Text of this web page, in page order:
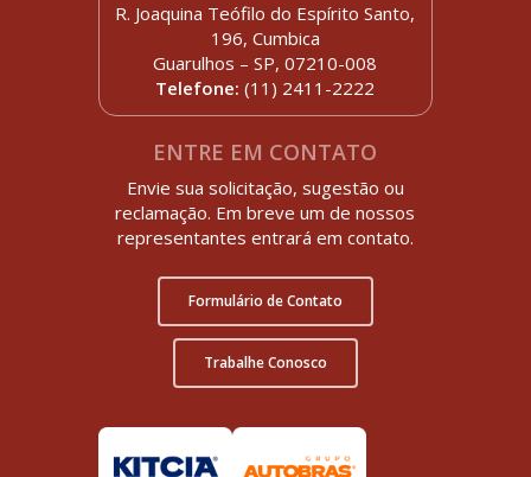
R. Joaquina Teófilo do Espírito Santo,
196, Cumbica
Guarulhos – SP, 07210-008
Telefone: (11) 2411-2222
ENTRE EM CONTATO
Envie sua solicitação, sugestão ou
reclamação. Em breve um de nossos
representantes entrará em contato.
Formulário de Contato
Trabalhe Conosco